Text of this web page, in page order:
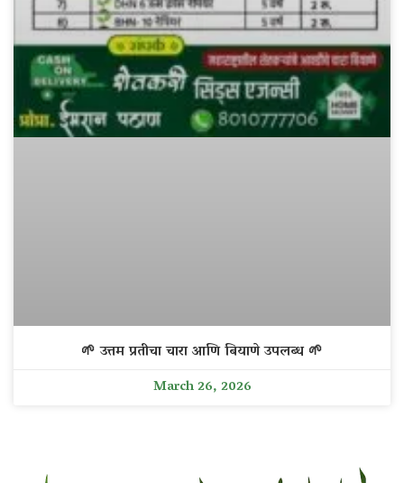
🌱 उत्तम प्रतीचा चारा आणि बियाणे उपलब्ध 🌱
March 26, 2026